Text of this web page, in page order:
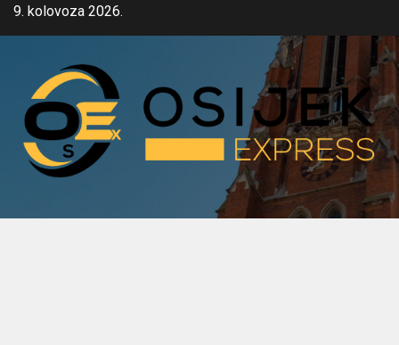
Skip9. kolovoza 2026.